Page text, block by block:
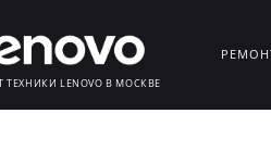
ТЕХНИКИ LENOVO В МОСКВЕ